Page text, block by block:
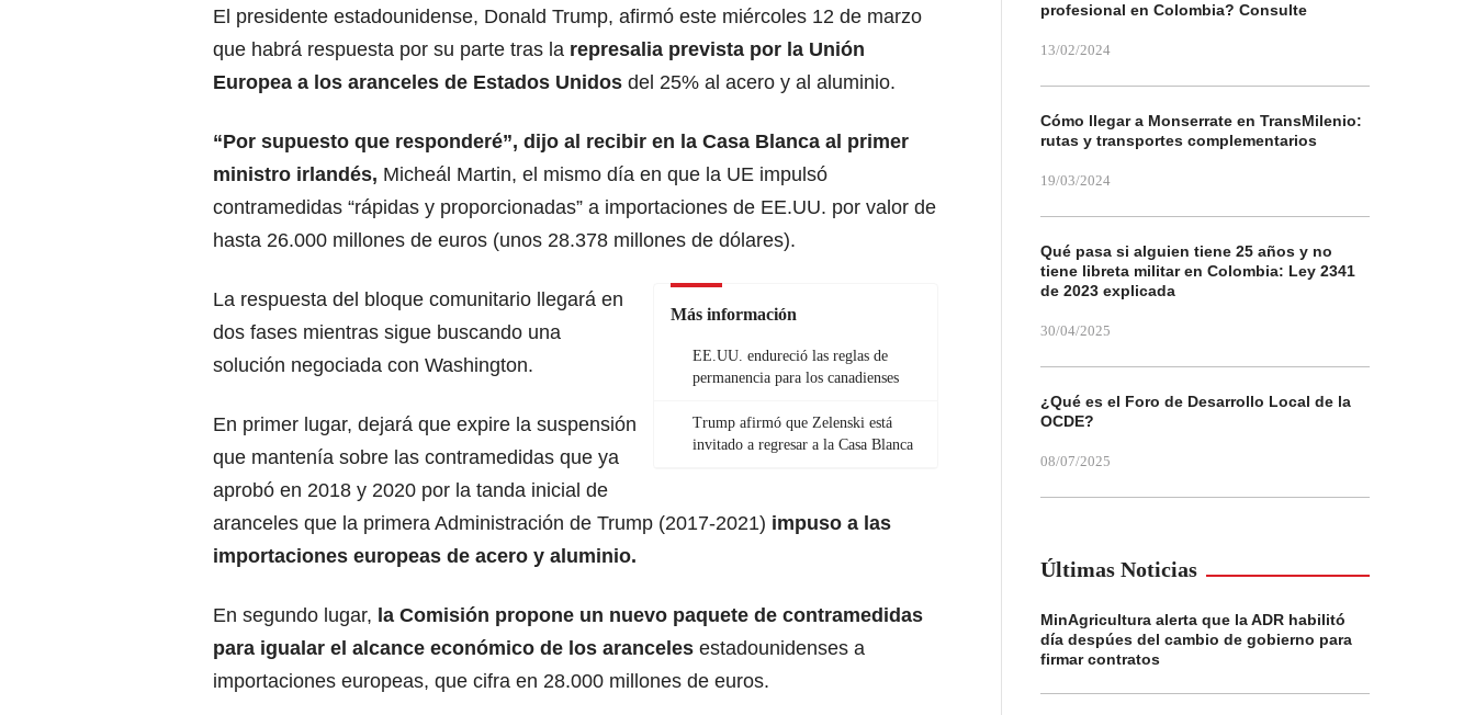
El presidente estadounidense, Donald Trump, afirmó este miércoles 12 de marzo
que habrá respuesta por su parte tras la represalia prevista por la Unión
Europea a los aranceles de Estados Unidos del 25% al acero y al aluminio.
“Por supuesto que responderé”, dijo al recibir en la Casa Blanca al primer
ministro irlandés, Micheál Martin, el mismo día en que la UE impulsó
contramedidas “rápidas y proporcionadas” a importaciones de EE.UU. por valor de
hasta 26.000 millones de euros (unos 28.378 millones de dólares).
Más información
EE.UU. endureció las reglas de
permanencia para los canadienses
Trump afirmó que Zelenski está
invitado a regresar a la Casa Blanca
La respuesta del bloque comunitario llegará en
dos fases mientras sigue buscando una
solución negociada con Washington.
En primer lugar, dejará que expire la suspensión
que mantenía sobre las contramedidas que ya
aprobó en 2018 y 2020 por la tanda inicial de
aranceles que la primera Administración de Trump (2017-2021) impuso a las
importaciones europeas de acero y aluminio.
En segundo lugar, la Comisión propone un nuevo paquete de contramedidas
para igualar el alcance económico de los aranceles estadounidenses a
importaciones europeas, que cifra en 28.000 millones de euros.
profesional en Colombia? Consulte
13/02/2024
Cómo llegar a Monserrate en TransMilenio:
rutas y transportes complementarios
19/03/2024
Qué pasa si alguien tiene 25 años y no
tiene libreta militar en Colombia: Ley 2341
de 2023 explicada
30/04/2025
¿Qué es el Foro de Desarrollo Local de la
OCDE?
08/07/2025
Últimas Noticias
MinAgricultura alerta que la ADR habilitó
día despúes del cambio de gobierno para
firmar contratos